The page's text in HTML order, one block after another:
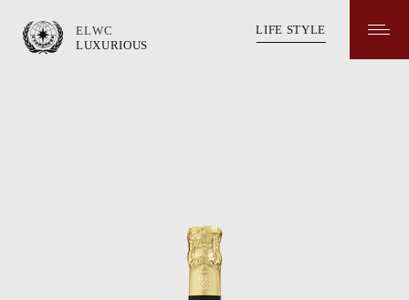
ELWC
LUXURIOUS
LIFE STYLE